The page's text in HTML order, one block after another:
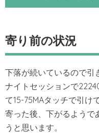
寄り前の状況
下落が続いているので引
ナイトセッションで
て15-75MAタッチで引け
寄った後、下がるようで
うと思います。